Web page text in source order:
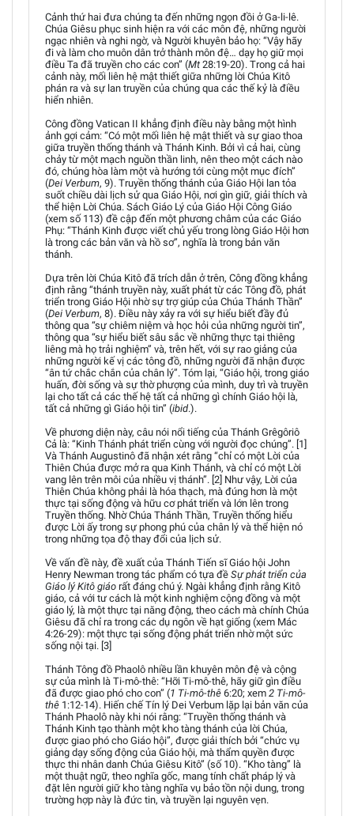
Cảnh thứ hai đưa chúng ta đến những ngọn đồi ở Ga-li-lê.
Chúa Giêsu phục sinh hiện ra với các môn đệ, những người
ngạc nhiên và nghi ngờ, và Người khuyên bảo họ: “Vậy hãy
đi và làm cho muôn dân trở thành môn đệ… dạy họ giữ mọi
điều Ta đã truyền cho các con” (Mt 28:19-20). Trong cả hai
cảnh này, mối liên hệ mật thiết giữa những lời Chúa Kitô
phán ra và sự lan truyền của chúng qua các thế kỷ là điều
hiển nhiên.
Công đồng Vatican II khẳng định điều này bằng một hình
ảnh gợi cảm: “Có một mối liên hệ mật thiết và sự giao thoa
giữa truyền thống thánh và Thánh Kinh. Bởi vì cả hai, cùng
chảy từ một mạch nguồn thần linh, nên theo một cách nào
đó, chúng hòa làm một và hướng tới cùng một mục đích”
(Dei Verbum, 9). Truyền thống thánh của Giáo Hội lan tỏa
suốt chiều dài lịch sử qua Giáo Hội, nơi gìn giữ, giải thích và
thể hiện Lời Chúa. Sách Giáo Lý của Giáo Hội Công Giáo
(xem số 113) đề cập đến một phương châm của các Giáo
Phụ: “Thánh Kinh được viết chủ yếu trong lòng Giáo Hội hơn
là trong các bản văn và hồ sơ”, nghĩa là trong bản văn
thánh.
Dựa trên lời Chúa Kitô đã trích dẫn ở trên, Công đồng khẳng
định rằng “thánh truyền này, xuất phát từ các Tông đồ, phát
triển trong Giáo Hội nhờ sự trợ giúp của Chúa Thánh Thần”
(Dei Verbum, 8). Điều này xảy ra với sự hiểu biết đầy đủ
thông qua “sự chiêm niệm và học hỏi của những người tin”,
thông qua “sự hiểu biết sâu sắc về những thực tại thiêng
liêng mà họ trải nghiệm” và, trên hết, với sự rao giảng của
những người kế vị các tông đồ, những người đã nhận được
“ân tứ chắc chắn của chân lý”. Tóm lại, “Giáo hội, trong giáo
huấn, đời sống và sự thờ phượng của mình, duy trì và truyền
lại cho tất cả các thế hệ tất cả những gì chính Giáo hội là,
tất cả những gì Giáo hội tin” (ibid.).
Về phương diện này, câu nói nổi tiếng của Thánh Grêgôriô
Cả là: “Kinh Thánh phát triển cùng với người đọc chúng”. [1]
Và Thánh Augustinô đã nhận xét rằng “chỉ có một Lời của
Thiên Chúa được mở ra qua Kinh Thánh, và chỉ có một Lời
vang lên trên môi của nhiều vị thánh”. [2] Như vậy, Lời của
Thiên Chúa không phải là hóa thạch, mà đúng hơn là một
thực tại sống động và hữu cơ phát triển và lớn lên trong
Truyền thống. Nhờ Chúa Thánh Thần, Truyền thống hiểu
được Lời ấy trong sự phong phú của chân lý và thể hiện nó
trong những tọa độ thay đổi của lịch sử.
Về vấn đề này, đề xuất của Thánh Tiến sĩ Giáo hội John
Henry Newman trong tác phẩm có tựa đề Sự phát triển của
Giáo lý Kitô giáo rất đáng chú ý. Ngài khẳng định rằng Kitô
giáo, cả với tư cách là một kinh nghiệm cộng đồng và một
giáo lý, là một thực tại năng động, theo cách mà chính Chúa
Giêsu đã chỉ ra trong các dụ ngôn về hạt giống (xem Mác
4:26-29): một thực tại sống động phát triển nhờ một sức
sống nội tại. [3]
Thánh Tông đồ Phaolô nhiều lần khuyên môn đệ và cộng
sự của mình là Ti-mô-thê: “Hỡi Ti-mô-thê, hãy giữ gìn điều
đã được giao phó cho con” (1 Ti-mô-thê 6:20; xem 2 Ti-mô-
thê 1:12-14). Hiến chế Tín lý Dei Verbum lặp lại bản văn của
Thánh Phaolô này khi nói rằng: “Truyền thống thánh và
Thánh Kinh tạo thành một kho tàng thánh của lời Chúa,
được giao phó cho Giáo hội”, được giải thích bởi “chức vụ
giảng dạy sống động của Giáo hội, mà thẩm quyền được
thực thi nhân danh Chúa Giêsu Kitô” (số 10). “Kho tàng” là
một thuật ngữ, theo nghĩa gốc, mang tính chất pháp lý và
đặt lên người giữ kho tàng nghĩa vụ bảo tồn nội dung, trong
trường hợp này là đức tin, và truyền lại nguyên vẹn.